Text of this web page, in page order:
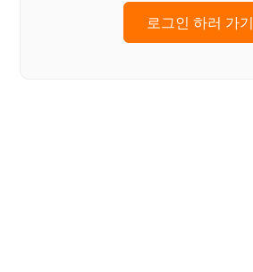
로그인 하러 가기